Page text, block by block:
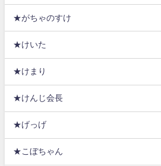
★がちゃのすけ
★けいた
★けまり
★けんじ会長
★げっげ
★こぼちゃん